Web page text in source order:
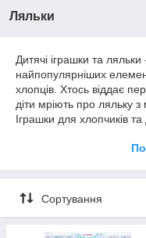
Ляльки
Дитячі іграшки та
найпопулярніших
хлопців. Хтось віддає
діти мріють про ляльку
Іграшки для хлопчиків
вимогливий батько
потрапить у розряд
високу якість
Ефектні шарнірні ляльки
Сортування